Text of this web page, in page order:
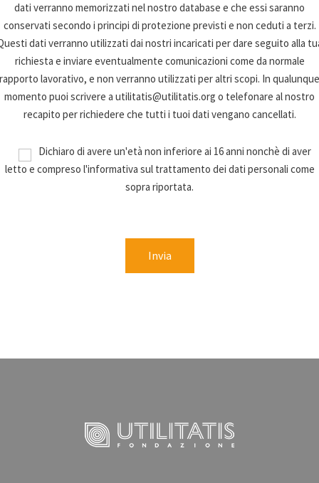
dati verranno memorizzati nel nostro database e che essi saranno
conservati secondo i principi di protezione previsti e non ceduti a terzi.
dati verranno utilizzati dai nostri incaricati per dare seguito alla
richiesta e inviare eventualmente comunicazioni come da normale
rapporto lavorativo, e non verranno utilizzati per altri scopi. In qualunque
momento puoi scrivere a utilitatis@utilitatis.org o telefonare al nostro
recapito per richiedere che tutti i tuoi dati vengano cancellati.
Dichiaro di avere un'età non inferiore ai 16 anni nonchè di aver
letto e compreso l'informativa sul trattamento dei dati personali come
sopra riportata.